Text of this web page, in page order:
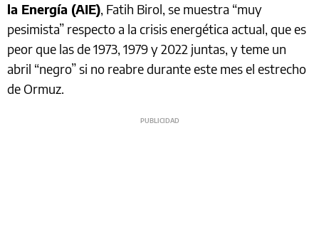
la Energía (AIE), Fatih Birol, se muestra “muy
pesimista” respecto a la crisis energética actual, que es
peor que las de 1973, 1979 y 2022 juntas, y teme un
abril “negro” si no reabre durante este mes el estrecho
de Ormuz.